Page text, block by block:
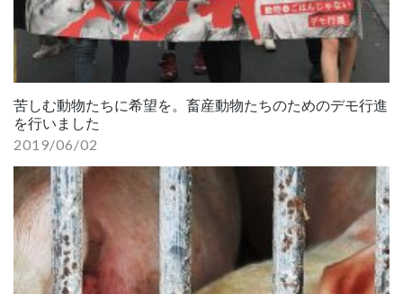
苦しむ動物たちに希望を。畜産動物たちのためのデモ行進
を行いました
2019/06/02